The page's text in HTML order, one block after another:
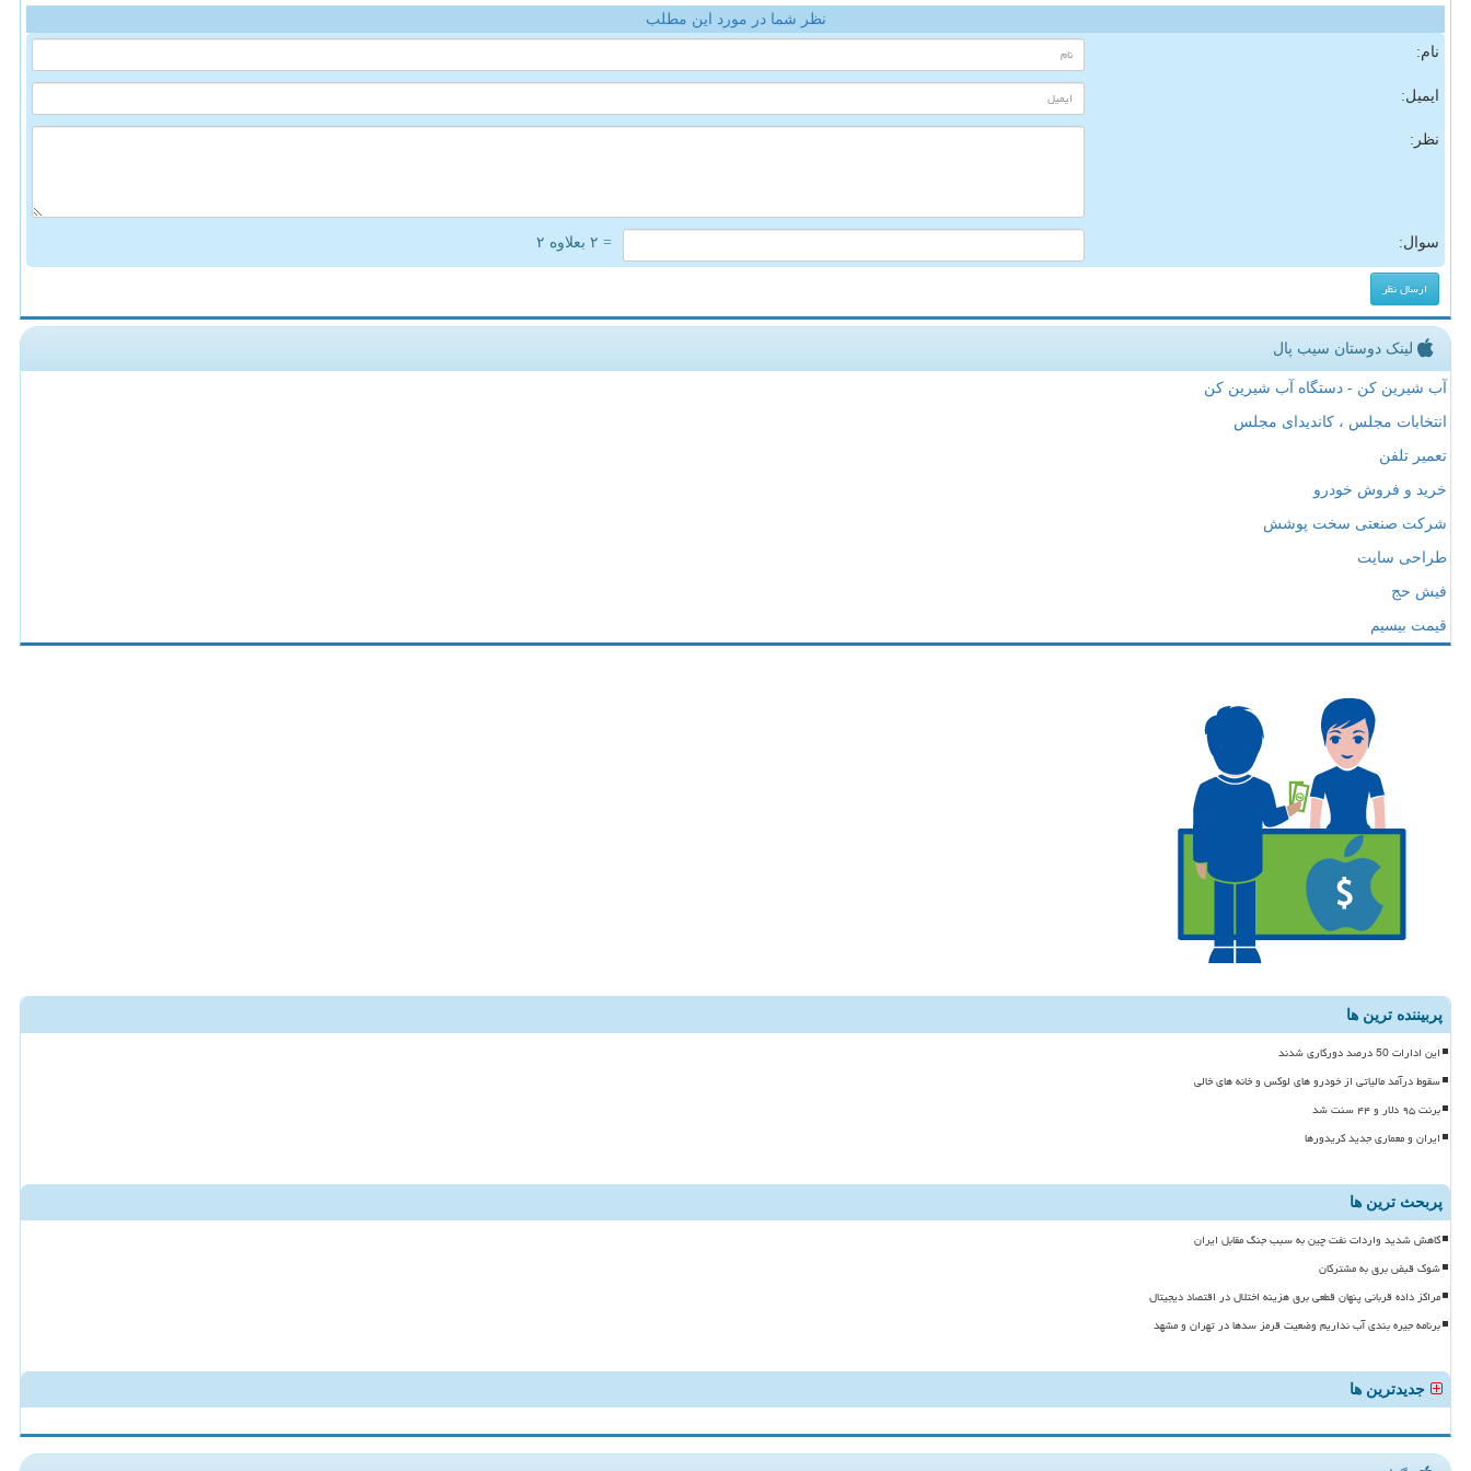
نظر شما در مورد این مطلب
نام:
ایمیل:
نظر:
سوال: = ۲ بعلاوه ۲
لینک دوستان سیب پال
آب شیرین کن - دستگاه آب شیرین کن
انتخابات مجلس ، کاندیدای مجلس
تعمیر تلفن
خرید و فروش خودرو
شرکت صنعتی سخت پوشش
طراحی سایت
فیش حج
قیمت بیسیم
پربیننده ترین ها
این ادارات 50 درصد دورکاری شدند
سقوط درآمد مالیاتی از خودرو های لوکس و خانه های خالی
برنت ۹۵ دلار و ۴۴ سنت شد
ایران و معماری جدید کریدورها
پربحث ترین ها
کاهش شدید واردات نفت چین به سبب جنگ مقابل ایران
شوک قبض برق به مشترکان
مراکز داده قربانی پنهان قطعی برق هزینه اختلال در اقتصاد دیجیتال
برنامه جیره بندی آب نداریم وضعیت قرمز سدها در تهران و مشهد
جدیدترین ها